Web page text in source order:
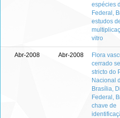
espécies
Federal,
estudos
vitro
Abr-2008 Abr-2008
Flora
cerrado
stricto do
Nacional
Brasília,
Federal,
chave de